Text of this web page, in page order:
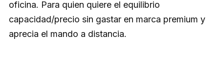
oficina. Para quien quiere el equilibrio
capacidad/precio sin gastar en marca premium y
aprecia el mando a distancia.